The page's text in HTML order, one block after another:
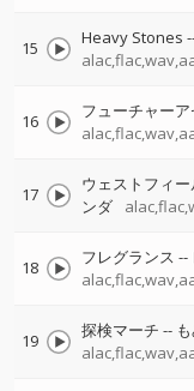
15 Heavy Stones
16 フューチャーア
17 ウェストフィー
ンダ
18 フレグランス --
19 探検マーチ --